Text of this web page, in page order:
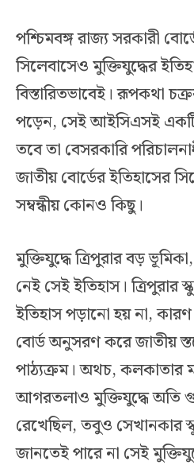
পশ্চিমবঙ্গ রাজ্য সরকারী
সিলেবাসেও মুক্তিযুদ্ধের
বিস্তারিতভাবেই। রূপকথা
পড়েন, সেই আইসিএসই একটি
তবে তা বেসরকারি
জাতীয় বোর্ডের ইতিহাসের
সম্বন্ধীয় কোনও কিছু।
মুক্তিযুদ্ধে ত্রিপুরার বড়
নেই সেই ইতিহাস। ত্রিপুরার
ইতিহাস পড়ানো হয় না, কারণ
বোর্ড অনুসরণ করে জাতীয়
পাঠ্যক্রম। অথচ, কলকাতার
আগরতলাও মুক্তিযুদ্ধে অতি
রেখেছিল, তবুও সেখানকার
জানতেই পারে না সেই